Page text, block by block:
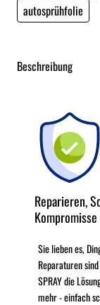
autosprühfolie
Beschreibung
Reparieren,
Kompromisse
Sie lieben es,
Reparaturen
SPRAY die
mehr - einfach